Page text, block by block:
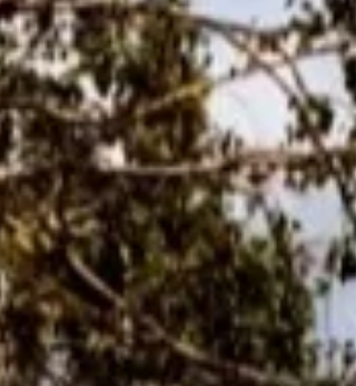
Índia